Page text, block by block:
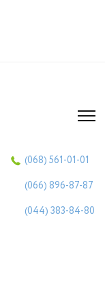
(068) 561-01-01
(066) 896-87-87
(044) 383-84-80